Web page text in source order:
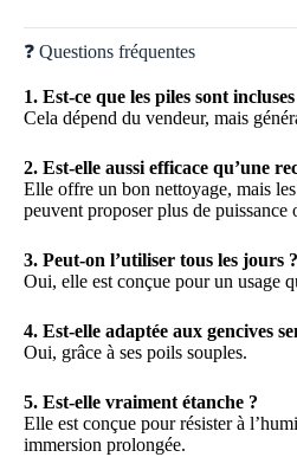
❓ Questions fréquentes
1. Est-ce que les piles sont incluses
Cela dépend du vendeur, mais
2. Est-elle aussi efficace qu’une
Elle offre un bon nettoyage, mais
peuvent proposer plus de puissance
3. Peut-on l’utiliser tous les jours ?
Oui, elle est conçue pour un usage
4. Est-elle adaptée aux gencives
Oui, grâce à ses poils souples.
5. Est-elle vraiment étanche ?
Elle est conçue pour résister à
immersion prolongée.